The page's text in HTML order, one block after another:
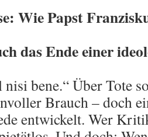
Wie Papst
das Ende einer
bene.“ Über Tote
Brauch – doch
entwickelt. Wer